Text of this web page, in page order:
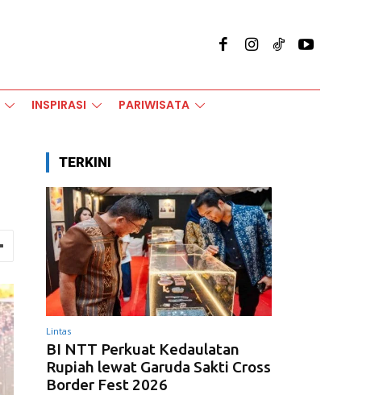
INSPIRASI PARIWISATA
TERKINI
Lintas
BI NTT Perkuat Kedaulatan
Rupiah lewat Garuda Sakti Cross
Border Fest 2026